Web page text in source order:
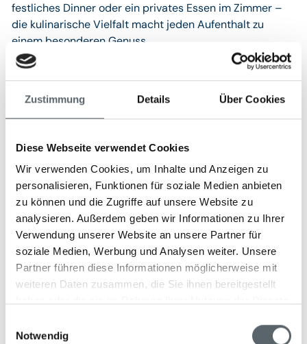
Zustimmung Details Über Cookies
Diese Webseite verwendet Cookies
Wir verwenden Cookies, um Inhalte und Anzeigen zu
personalisieren, Funktionen für soziale Medien anbieten
zu können und die Zugriffe auf unsere Website zu
analysieren. Außerdem geben wir Informationen zu Ihrer
Verwendung unserer Website an unsere Partner für
soziale Medien, Werbung und Analysen weiter. Unsere
Partner führen diese Informationen möglicherweise mit
weiteren Daten zusammen, die Sie ihnen bereitgestellt
Notwendig
festliches Dinner oder ein privates Essen im Zimmer –
die kulinarische Vielfalt macht jeden Aufenthalt zu
einem besonderen Genuss.
Miami Beach gelegen, ist eine luxuriöse Rückzugsoase
und wurde mit den begehrten Forbes Five Stars sowie
als bestes Hotel-Spa der USA ausgezeichnet. Auf über
1.860 m² erwarten Sie modern ausgestattete
Behandlungsräume, eine private Royal Spa Suite,
entspannende Lounges und eine großzügige Terrasse im
Freien. Das Spa bietet ein umfangreiches Angebot an
ganzheitlichen Therapien, Yoga-Kursen und ein
spezielles Spa-Menü für gesunde Ernährung. Besonders
beliebt ist das Spa Escape-Paket, das eine 50-minütige
sowie den ganztägigen Zugang zu allen